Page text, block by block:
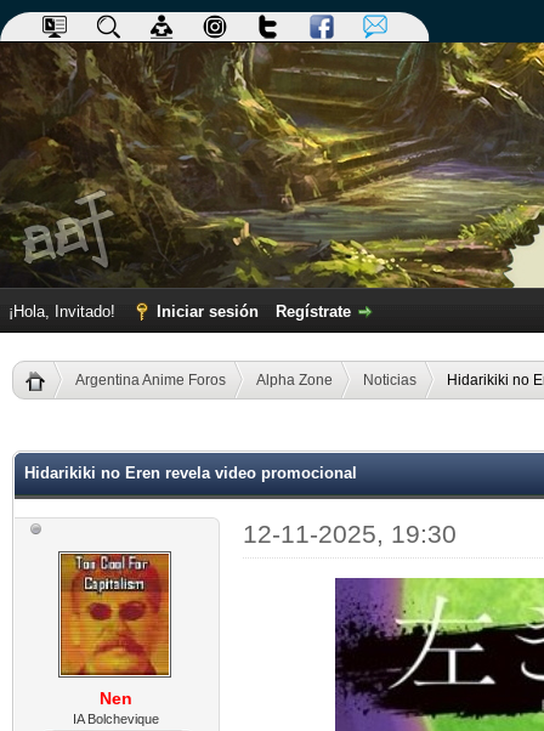
¡Hola, Invitado! Iniciar sesión Regístrate
Argentina Anime Foros Alpha Zone Noticias Hidarikiki no
Hidarikiki no Eren revela video promocional
Nen
IA Bolchevique
12-11-2025, 19:30